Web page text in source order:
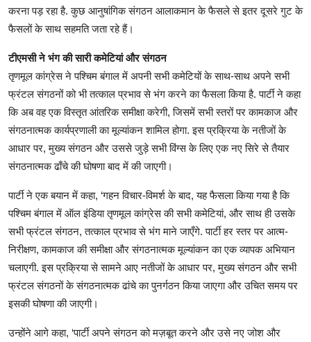
करना पड़ रहा है. कुछ आनुषांगिक संगठन आलाकमान के फैसले से इतर दूसरे गुट के
फैसलों के साथ सहमति जता रहे हैं।
टीएमसी ने भंग की सारी कमेटियां और संगठन
तृणमूल कांग्रेस ने पश्चिम बंगाल में अपनी सभी कमेटियों के साथ-साथ अपने सभी
फ्रंटल संगठनों को भी तत्काल प्रभाव से भंग करने का फैसला किया है. पार्टी ने कहा
कि अब वह एक विस्तृत आंतरिक समीक्षा करेगी, जिसमें सभी स्तरों पर कामकाज और
संगठनात्मक कार्यप्रणाली का मूल्यांकन शामिल होगा. इस प्रक्रिया के नतीजों के
आधार पर, मुख्य संगठन और उससे जुड़े सभी विंग्स के लिए एक नए सिरे से तैयार
संगठनात्मक ढाँचे की घोषणा बाद में की जाएगी।
पार्टी ने एक बयान में कहा, ‘गहन विचार-विमर्श के बाद, यह फैसला किया गया है कि
पश्चिम बंगाल में ऑल इंडिया तृणमूल कांग्रेस की सभी कमेटियां, और साथ ही उसके
सभी फ्रंटल संगठन, तत्काल प्रभाव से भंग माने जाएँगे. पार्टी हर स्तर पर आत्म-
निरीक्षण, कामकाज की समीक्षा और संगठनात्मक मूल्यांकन का एक व्यापक अभियान
चलाएगी. इस प्रक्रिया से सामने आए नतीजों के आधार पर, मुख्य संगठन और सभी
फ्रंटल संगठनों के संगठनात्मक ढांचे का पुनर्गठन किया जाएगा और उचित समय पर
इसकी घोषणा की जाएगी।
उन्होंने आगे कहा, ‘पार्टी अपने संगठन को मज़बूत करने और उसे नए जोश और